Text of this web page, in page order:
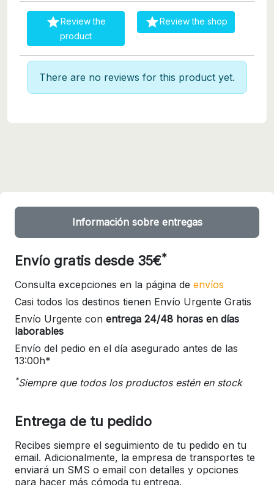
Review the
product
Review the shop
There are no reviews for this product yet.
Información sobre entregas
Envío gratis desde 35€*
Consulta excepciones en la página de envíos
Casi todos los destinos tienen Envío Urgente Gratis
Envío Urgente con entrega 24/48 horas en días
laborables
Envío del pedio en el día asegurado antes de las
13:00h*
*Siempre que todos los productos estén en stock
Entrega de tu pedido
Recibes siempre el seguimiento de tu pedido en tu
email. Adicionalmente, la empresa de transportes te
enviará un SMS o email con detalles y opciones
para hacer más cómoda tu entrega.